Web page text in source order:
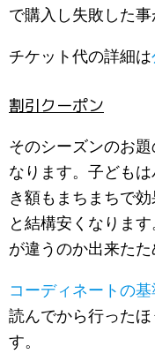
で購入し失敗した
チケット代の詳細は
割引クーポン
そのシーズンのお
なります。子ども
き額もまちまちで
と結構安くなりま
が違うのか出来たた
コーディネートの基
読んでから行った
す。